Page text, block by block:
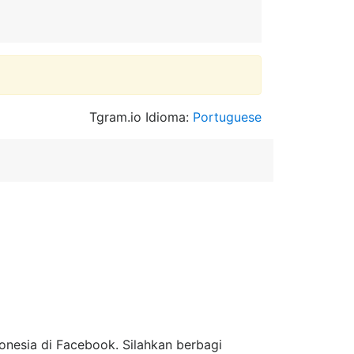
Tgram.io Idioma: Portuguese
di Facebook. Silahkan berbagi